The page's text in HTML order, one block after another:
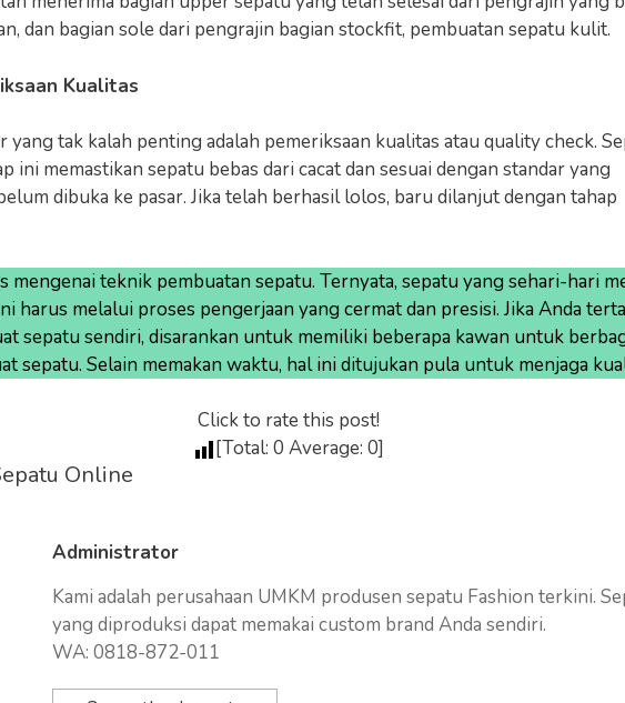
dan bagian sole dari pengrajin bagian stockfit, pembuatan sepatu kulit.
Kualitas
yang tak kalah penting adalah pemeriksaan kualitas atau quality check.
ini memastikan sepatu bebas dari cacat dan sesuai dengan standar yang
dibuka ke pasar. Jika telah berhasil lolos, baru dilanjut dengan tahap
mengenai teknik pembuatan sepatu. Ternyata, sepatu yang sehari-hari
harus melalui proses pengerjaan yang cermat dan presisi. Jika Anda
sepatu sendiri, disarankan untuk memiliki beberapa kawan untuk
sepatu. Selain memakan waktu, hal ini ditujukan pula untuk menjaga
Click to rate this post!
[Total: 0 Average: 0]
Online
Administrator
Kami adalah perusahaan UMKM produsen sepatu Fashion terkini.
yang diproduksi dapat memakai custom brand Anda sendiri.
WA: 0818-872-011